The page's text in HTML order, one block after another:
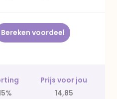
Bereken voordeel
Prijs voor jou
14,85